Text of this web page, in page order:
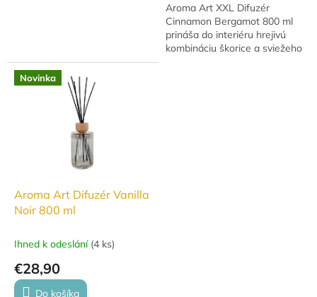
Aroma Art XXL Difuzér
Cinnamon Bergamot 800 ml
prináša do interiéru hrejivú
kombináciu škorice a sviežeho
Novinka
Aroma Art Difuzér Vanilla
Noir 800 ml
Ihned k odeslání (4 ks)
€28,90
Do košíka